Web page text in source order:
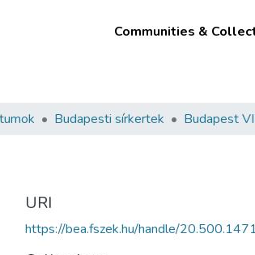
Communities &
Budapesti sírkertek
URI
https://bea.fszek.hu/handle/